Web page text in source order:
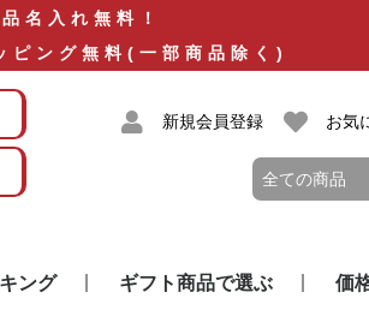
名入れ無料！
ピング無料(一部商品除く)
新規会員登録 お気
ング ギフト商品で選ぶ 価